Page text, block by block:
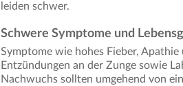
leiden schwer.
Schwere Symptome und
Symptome wie hohes Fieber,
Entzündungen an der Zunge sowie
Nachwuchs sollten umgehend von